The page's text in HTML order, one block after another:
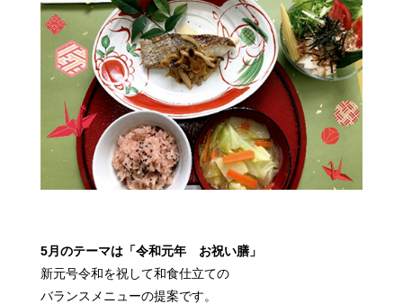
5月のテーマは「令和元年 お祝い膳」
新元号令和を祝して和食仕立ての
バランスメニューの提案です。